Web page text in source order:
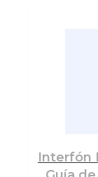
Interfón